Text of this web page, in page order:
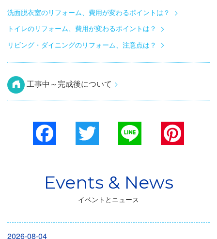
洗面脱衣室のリフォーム、費用が変わるポイントは？
トイレのリフォーム、費用が変わるポイントは？
リビング・ダイニングのリフォーム、注意点は？
工事中～完成後について
Facebook
イベントとニュース
2026-08-04